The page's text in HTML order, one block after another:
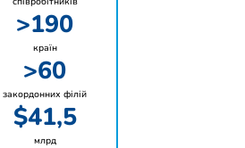
>190
країн
>60
закордонних філій
$41,5
млрд